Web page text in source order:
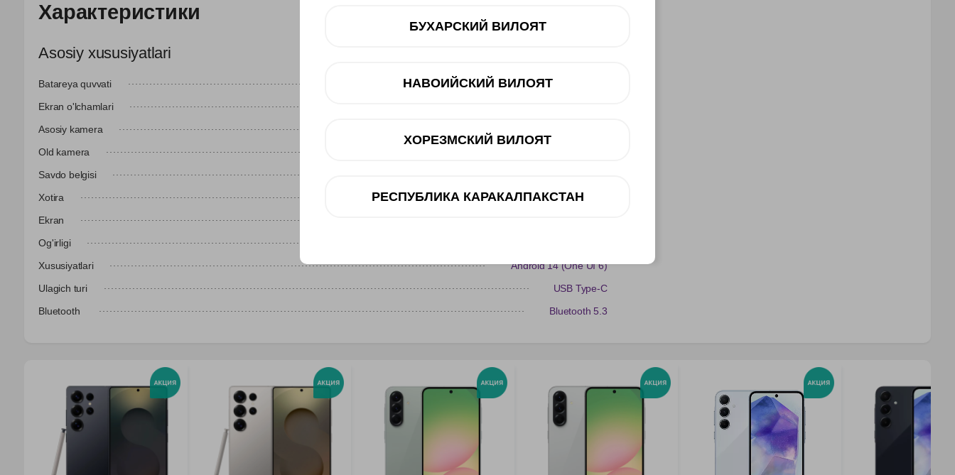
Характеристики
Asosiy xususiyatlari
Batareya quvvati
Ekran o'lchamlari
Asosiy kamera
Old kamera
Savdo belgisi
Xotira
8 ГБ ОЗУ / 128 ГБ ПЗУ
Ekran
Og'irligi
Xususiyatlari
Android 14 (One UI 6)
Ulagich turi
USB Type-C
Bluetooth
Bluetooth 5.3
БУХАРСКИЙ ВИЛОЯТ
НАВОИЙСКИЙ ВИЛОЯТ
ХОРЕЗМСКИЙ ВИЛОЯТ
РЕСПУБЛИКА КАРАКАЛПАКСТАН